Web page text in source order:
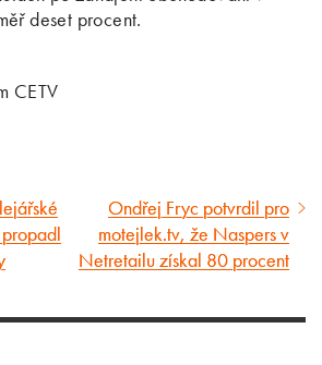
deset procent.
CETV
Následující
článek
Ondřej Fryc potvrdil pro
motejlek.tv, že Naspers v
Netretailu získal 80 procent